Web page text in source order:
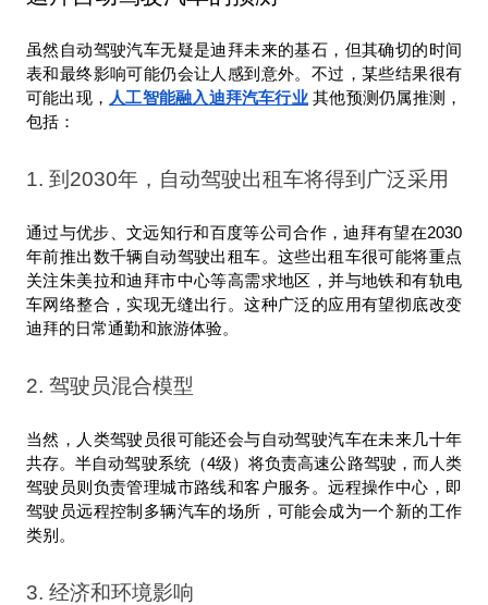
虽然自动驾驶汽车无疑是迪拜未来的基石，但其确切的时间
表和最终影响可能仍会让人感到意外。不过，某些结果很有
可能出现， 人工智能融入迪拜汽车行业 其他预测仍属推测，
包括：
1. 到2030年，自动驾驶出租车将得到广泛采用
通过与优步、文远知行和百度等公司合作，迪拜有望在2030
年前推出数千辆自动驾驶出租车。这些出租车很可能将重点
关注朱美拉和迪拜市中心等高需求地区，并与地铁和有轨电
车网络整合，实现无缝出行。这种广泛的应用有望彻底改变
迪拜的日常通勤和旅游体验。
2. 驾驶员混合模型
当然，人类驾驶员很可能还会与自动驾驶汽车在未来几十年
共存。半自动驾驶系统（4级）将负责高速公路驾驶，而人类
驾驶员则负责管理城市路线和客户服务。远程操作中心，即
驾驶员远程控制多辆汽车的场所，可能会成为一个新的工作
类别。
3. 经济和环境影响